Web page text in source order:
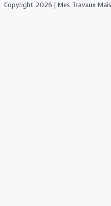
Copyright 2026 | Mes Travaux